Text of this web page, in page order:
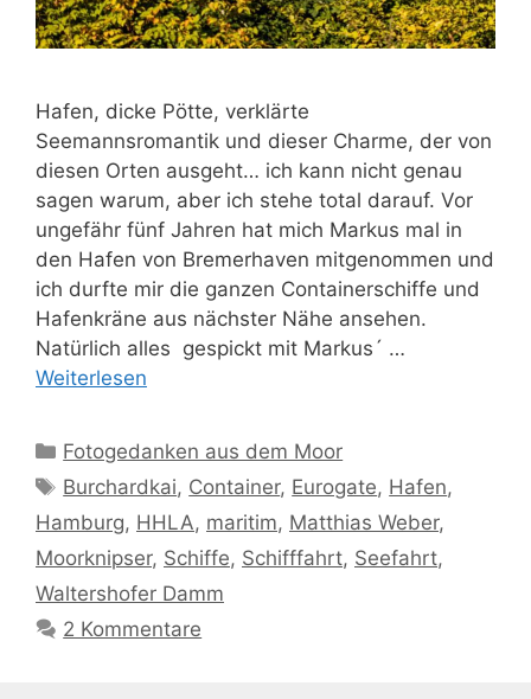
Hafen, dicke Pötte, verklärte
Seemannsromantik und dieser Charme, der von
diesen Orten ausgeht… ich kann nicht genau
sagen warum, aber ich stehe total darauf. Vor
ungefähr fünf Jahren hat mich Markus mal in
den Hafen von Bremerhaven mitgenommen und
ich durfte mir die ganzen Containerschiffe und
Hafenkräne aus nächster Nähe ansehen.
Natürlich alles gespickt mit Markus´ …
Weiterlesen
Kategorien
Fotogedanken aus dem Moor
Schlagwörter
Burchardkai, Container, Eurogate, Hafen,
Hamburg, HHLA, maritim, Matthias Weber,
Moorknipser, Schiffe, Schifffahrt, Seefahrt,
Waltershofer Damm
2 Kommentare